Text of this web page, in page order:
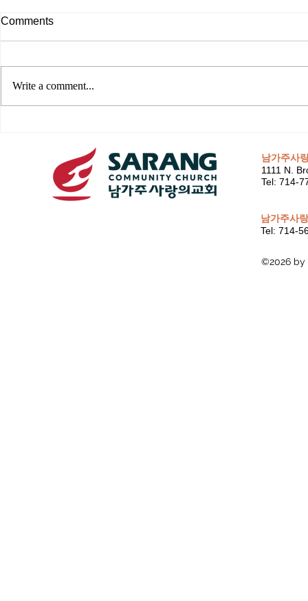
Comments
Write a comment...
남가주사
1111 N.
Tel: 714-
남가주사
Tel: 714-
©2026 by